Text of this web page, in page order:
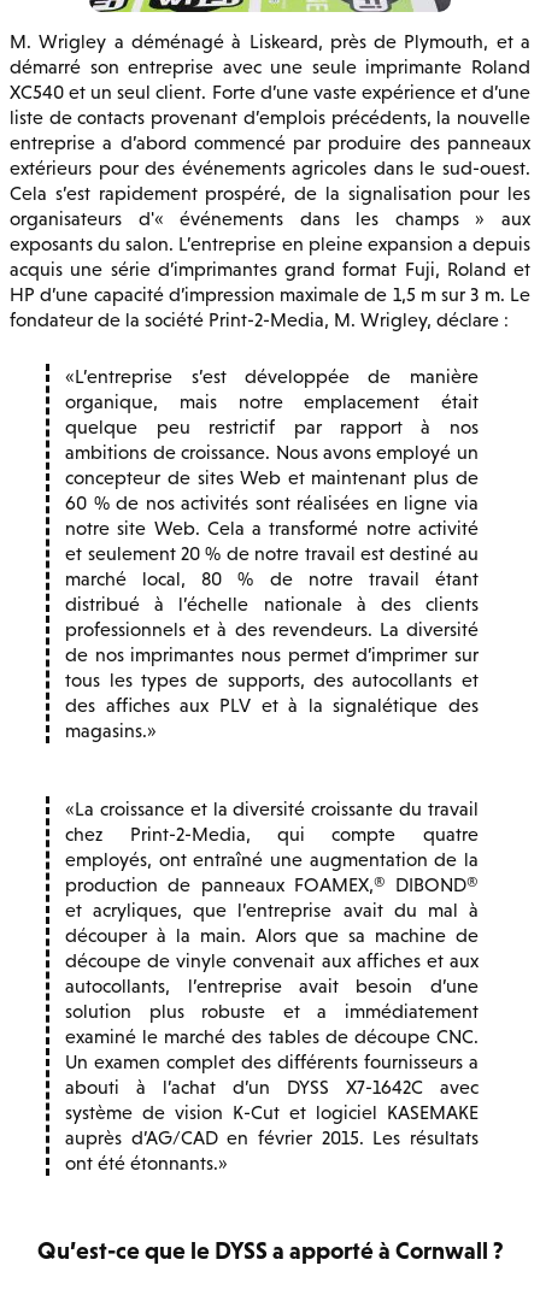
M. Wrigley a déménagé à Liskeard, près de Plymouth, et a
démarré son entreprise avec une seule imprimante Roland
XC540 et un seul client. Forte d’une vaste expérience et d’une
liste de contacts provenant d’emplois précédents, la nouvelle
entreprise a d’abord commencé par produire des panneaux
extérieurs pour des événements agricoles dans le sud-ouest.
Cela s’est rapidement prospéré, de la signalisation pour les
organisateurs d'« événements dans les champs » aux
exposants du salon. L’entreprise en pleine expansion a depuis
acquis une série d’imprimantes grand format Fuji, Roland et
HP d’une capacité d’impression maximale de 1,5 m sur 3 m. Le
fondateur de la société Print-2-Media, M. Wrigley, déclare :
L’entreprise s’est développée de manière
organique, mais notre emplacement était
quelque peu restrictif par rapport à nos
ambitions de croissance. Nous avons employé un
concepteur de sites Web et maintenant plus de
60 % de nos activités sont réalisées en ligne via
notre site Web. Cela a transformé notre activité
et seulement 20 % de notre travail est destiné au
marché local, 80 % de notre travail étant
distribué à l’échelle nationale à des clients
professionnels et à des revendeurs. La diversité
de nos imprimantes nous permet d’imprimer sur
tous les types de supports, des autocollants et
des affiches aux PLV et à la signalétique des
magasins.
La croissance et la diversité croissante du travail
chez Print-2-Media, qui compte quatre
employés, ont entraîné une augmentation de la
production de panneaux FOAMEX,® DIBOND®
et acryliques, que l’entreprise avait du mal à
découper à la main. Alors que sa machine de
découpe de vinyle convenait aux affiches et aux
autocollants, l’entreprise avait besoin d’une
solution plus robuste et a immédiatement
examiné le marché des tables de découpe CNC.
Un examen complet des différents fournisseurs a
abouti à l’achat d’un DYSS X7-1642C avec
système de vision K-Cut et logiciel KASEMAKE
auprès d’AG/CAD en février 2015. Les résultats
ont été étonnants.
Qu’est-ce que le DYSS a apporté à Cornwall ?